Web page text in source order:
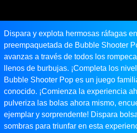
Dispara y explota hermosas ráfagas
preempaquetada de Bubble Shooter
avanzas a través de todos los
llenos de burbujas. ¡Completa los
Bubble Shooter Pop es un juego
conocido. ¡Comienza la experiencia
pulveriza las bolas ahora mismo,
ejemplar y sorprendente! Dispara
sombras para triunfar en esta